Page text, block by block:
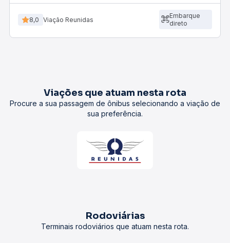
8,0 Viação Reunidas
Embarque
direto
Viações que atuam nesta rota
Procure a sua passagem de ônibus selecionando a viação de
sua preferência.
Rodoviárias
Terminais rodoviários que atuam nesta rota.